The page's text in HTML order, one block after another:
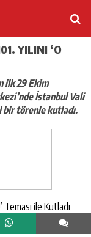
YILINI ‘O
ilk 29 Ekim
İstanbul Vali
bir törenle kutladı.